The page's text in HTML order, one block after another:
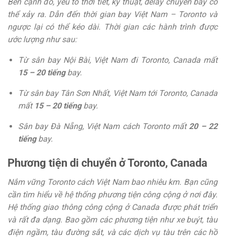
thể xảy ra. Dẫn đến thời gian bay Việt Nam – Toronto và
ngược lại có thể kéo dài. Thời gian các hành trình được
ước lượng như sau:
Từ sân bay Nội Bài, Việt Nam đi Toronto, Canada mất
15 – 20 tiếngbay.
Từ sân bay Tân Sơn Nhất, Việt Nam tới Toronto, Canada
mất 15 – 20 tiếngbay.
Sân bay Đà Nẵng, Việt Nam cách Toronto mất 20 – 22
tiếngbay.
Phương tiện di chuyển ở Toronto, Canada
Nắm vững Toronto cách Việt Nam bao nhiêu km. Bạn cũng
cần tìm hiểu về hệ thống phương tiện công cộng ở nơi đây.
Hệ thống giao thông công cộng ở Canada được phát triển
và rất đa dạng. Bao gồm các phương tiện như xe buýt, tàu
điện ngầm, tàu đường sắt, và các dịch vụ tàu trên các hồ